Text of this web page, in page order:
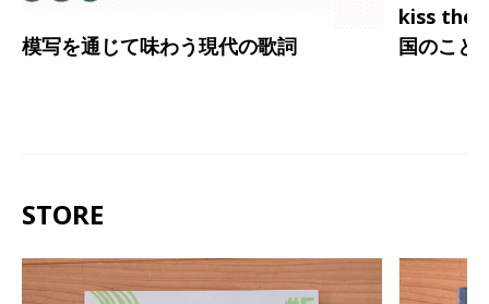
模写を通じて味わう現代の歌詞
kiss the
国のこと
STORE